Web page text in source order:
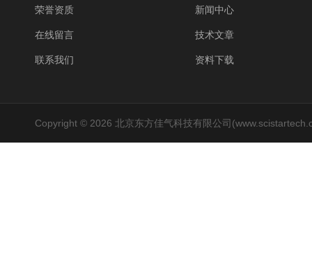
荣誉资质
在线留言
联系我们
新闻中心
技术文章
资料下载
Copyright © 2026 北京东方佳气科技有限公司